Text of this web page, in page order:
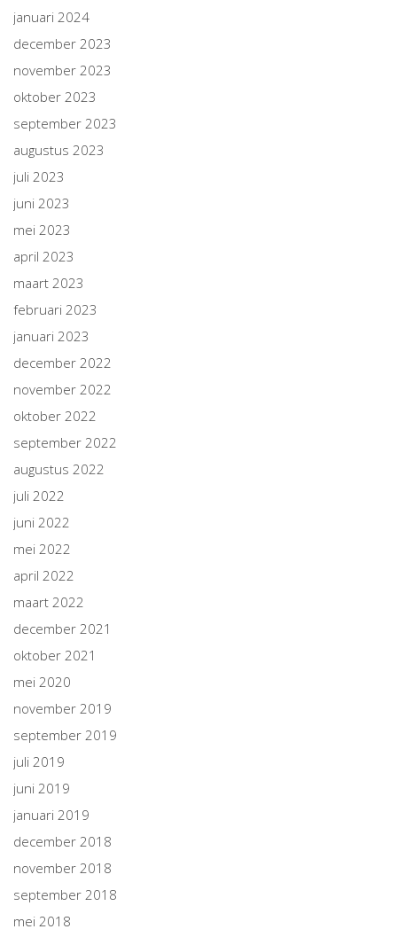
januari 2024
december 2023
november 2023
oktober 2023
september 2023
augustus 2023
juli 2023
juni 2023
mei 2023
april 2023
maart 2023
februari 2023
januari 2023
december 2022
november 2022
oktober 2022
september 2022
augustus 2022
juli 2022
juni 2022
mei 2022
april 2022
maart 2022
december 2021
oktober 2021
mei 2020
november 2019
september 2019
juli 2019
juni 2019
januari 2019
december 2018
november 2018
september 2018
mei 2018